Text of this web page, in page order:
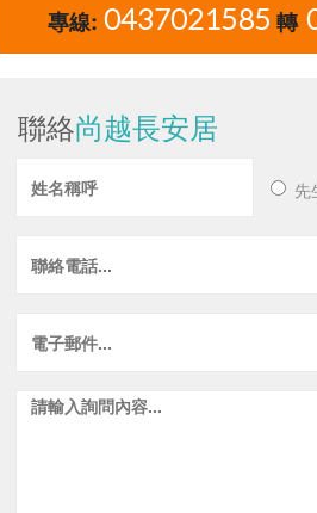
專線: 0437021585 轉
聯絡尚越長安居
先